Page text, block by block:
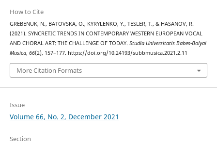
How to Cite
GREBENUK, N., BATOVSKA, O., KYRYLENKO, Y., TESLER, T., & HASANOV, R.
(2021). SYNCRETIC TRENDS IN CONTEMPORARY WESTERN EUROPEAN VOCAL
AND CHORAL ART: THE CHALLENGE OF TODAY. Studia Universitatis Babes-Bolyai
Musica, 66(2), 157–177. https://doi.org/10.24193/subbmusica.2021.2.11
More Citation Formats
Issue
Volume 66, No. 2, December 2021
Section